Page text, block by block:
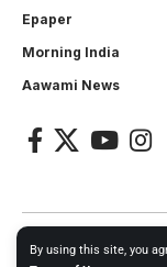
By using this site, you
Epaper
Morning India
Aawami News
2024- All Rights